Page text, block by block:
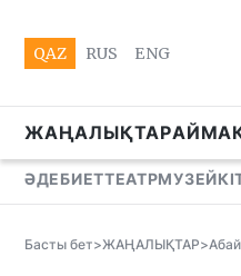
QAZ RUS ENG
ЖАҢАЛЫҚТАР
ӘДЕБИЕТТЕАТРМУЗЕЙ
Басты бет>ЖАҢАЛЫҚТАР>